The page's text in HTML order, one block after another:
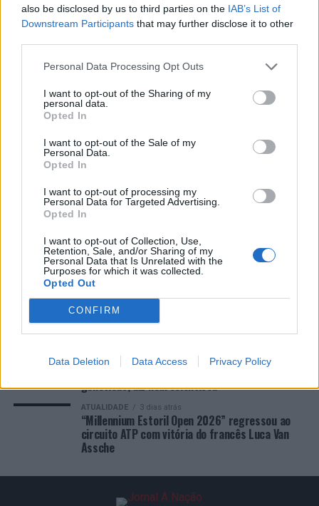
also be disclosed by us to third parties on the IAB’s List of
Downstream Participants that may further disclose it to other
Personal Data Processing Opt Outs
I want to opt-out of the Sharing of my
personal data.
Opted In
I want to opt-out of the Sale of my
Personal Data.
Opted In
I want to opt-out of processing my
Personal Data for Targeted Advertising.
Opted In
I want to opt-out of Collection, Use,
Retention, Sale, and/or Sharing of my
Personal Data that Is Unrelated with the
Purposes for which it was collected.
Opted Out
CONFIRM
Data Deletion Data Access Privacy Policy
“Millennium Estoril Open 2026” regressou ao circuito ATP
com vitória do francês Luca Van Assche
Castelo Branco: “Bienal Internacional de Artes e Ofícios”
“motores de desenvolvimento económico e cultural” do
município português
Covilhã: Especialista aponta investimento estrangeiro e
valorização imobiliária como motores do crescimento da
ÚLTIMAS DESTAQUE
ATUALIDADE 4 horas atrás
Presidente da República portuguesa assinala
“Dia Internacional da Juventude” na Covilhã
Cultura digital pode “comprometer” a
criatividade antes de “provocar” mudanças
genéticas, diz neurocientista
ATUALIDADE 3 dias atrás
“Millennium Estoril Open 2026” regressou ao
circuito ATP com vitória do francês Luca Van
Assche